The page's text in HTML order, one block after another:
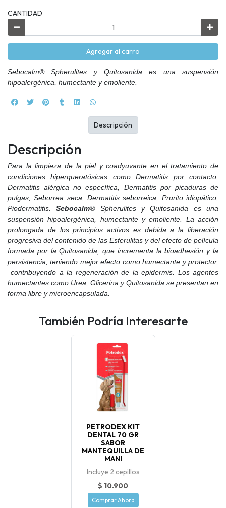
CANTIDAD
Agregar al carro
Sebocalm® Spherulites y Quitosanida es una suspensión
hipoalergénica, humectante y emoliente.
Descripción
Para la limpieza de la piel y coadyuvante en el tratamiento de
condiciones hiperqueratósicas como Dermatitis por contacto,
Dermatitis alérgica no específica, Dermatitis por picaduras de
pulgas, Seborrea seca, Dermatitis seborreica, Prurito idiopático,
Piodermatitis.Sebocalm® Spherulites y Quitosanida es una
suspensión hipoalergénica, humectante y emoliente. La acción
prolongada de los principios activos es debida a la liberación
progresiva del contenido de las Esferulitas y del efecto de película
formada por la Quitosanida, que incrementa la bioadhesión y la
persistencia, teniendo mejor efecto como humectante y protector,
contribuyendo a la regeneración de la epidermis. Los agentes
humectantes como Urea, Glicerina y Quitosanida se presentan en
forma libre y microencapsulada
Descripción
También Podría Interesarte
PETRODEX KIT
DENTAL 70 GR
SABOR
MANTEQUILLA DE
MANI
Incluye 2 cepillos
$ 10.900
Comprar Ahora